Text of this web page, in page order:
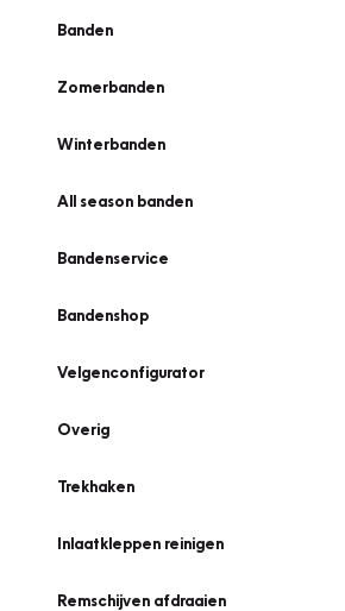
Banden
Zomerbanden
Winterbanden
All season banden
Bandenservice
Bandenshop
Velgenconfigurator
Overig
Trekhaken
Inlaatkleppen reinigen
Remschijven afdraaien